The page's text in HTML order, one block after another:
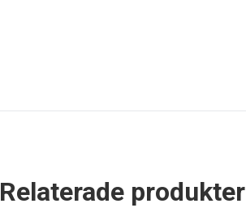
Relaterade produkter